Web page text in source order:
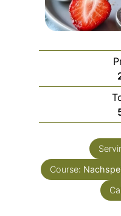
Course: